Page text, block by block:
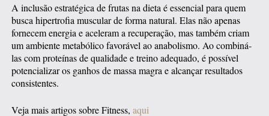
A inclusão estratégica de frutas na dieta é essencial para quem
busca hipertrofia muscular de forma natural. Elas não apenas
fornecem energia e aceleram a recuperação, mas também criam
um ambiente metabólico favorável ao anabolismo. Ao combiná-
las com proteínas de qualidade e treino adequado, é possível
potencializar os ganhos de massa magra e alcançar resultados
consistentes.
Veja mais artigos sobre Fitness, aqui